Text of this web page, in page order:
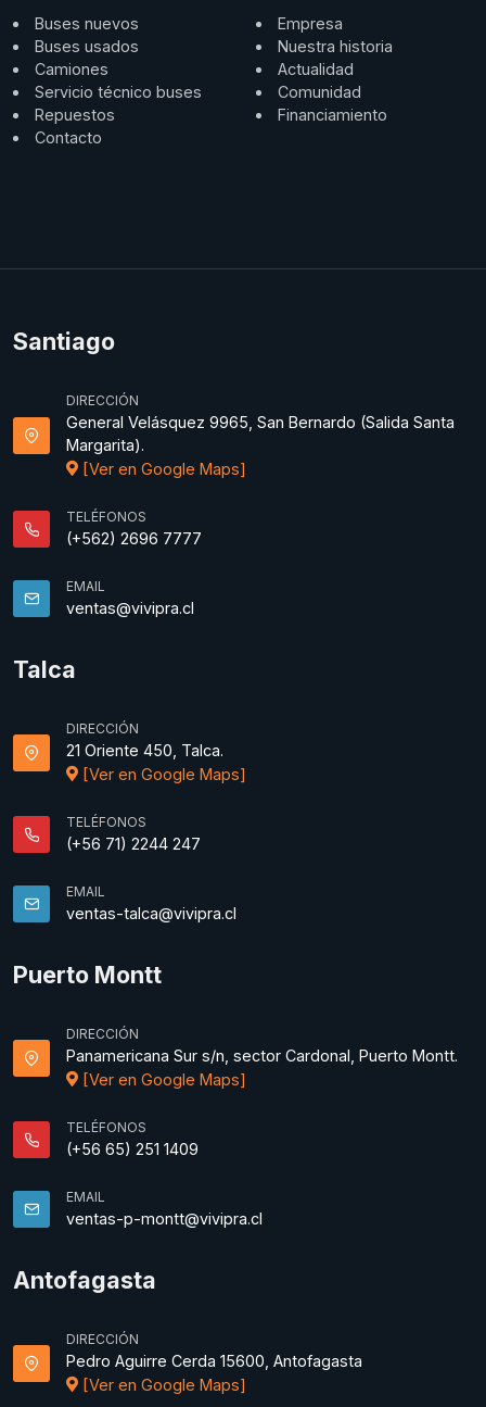
Buses nuevos
Buses usados
Camiones
Servicio técnico buses
Repuestos
Contacto
Empresa
Nuestra historia
Actualidad
Comunidad
Financiamiento
Santiago
DIRECCIÓN
General Velásquez 9965, San Bernardo (Salida Santa
Margarita).
[Ver en Google Maps]
TELÉFONOS
(+562) 2696 7777
EMAIL
ventas@vivipra.cl
Talca
DIRECCIÓN
21 Oriente 450, Talca.
[Ver en Google Maps]
TELÉFONOS
(+56 71) 2244 247
EMAIL
ventas-talca@vivipra.cl
Puerto Montt
DIRECCIÓN
Panamericana Sur s/n, sector Cardonal, Puerto Montt.
[Ver en Google Maps]
TELÉFONOS
(+56 65) 251 1409
EMAIL
ventas-p-montt@vivipra.cl
Antofagasta
DIRECCIÓN
Pedro Aguirre Cerda 15600, Antofagasta
[Ver en Google Maps]